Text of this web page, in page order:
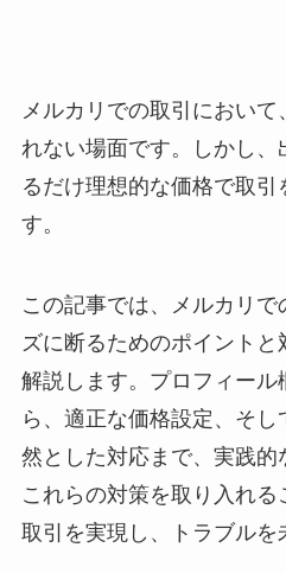
メルカリでの取引において
れない場面です。しかし、
るだけ理想的な価格で取
す。
この記事では、メルカリ
ズに断るためのポイントと
解説します。プロフィー
ら、適正な価格設定、そ
然とした対応まで、実践的
これらの対策を取り入れ
取引を実現し、トラブルを